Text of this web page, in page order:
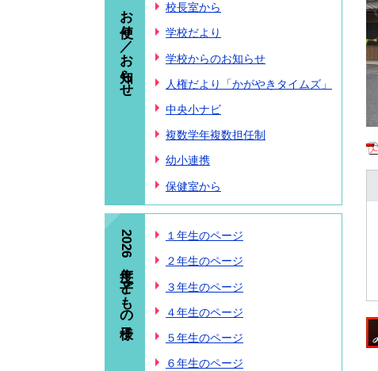
お便り／お知らせ 校長室から
学校だより
学校からのお知らせ
人権だより「かがやきタイムズ」
中央小ナビ
複数学年複数担任制
幼小連携
保健室から
2026年度 子どもの様子 １年生のページ
２年生のページ
３年生のページ
４年生のページ
５年生のページ
６年生のページ